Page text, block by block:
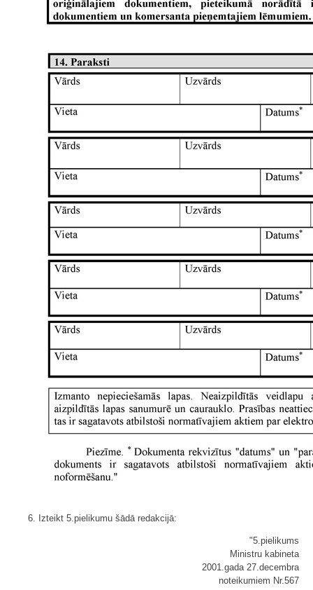
6. Izteikt 5.pielikumu šādā redakcijā:
"5.pielikums
Ministru kabineta
2001.gada 27.decembra
noteikumiem Nr.567